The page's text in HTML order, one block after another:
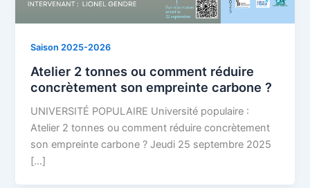
Saison 2025-2026
Atelier 2 tonnes ou comment réduire
concrètement son empreinte carbone ?
UNIVERSITÉ POPULAIRE Université populaire :
Atelier 2 tonnes ou comment réduire concrètement
son empreinte carbone ? Jeudi 25 septembre 2025
[…]